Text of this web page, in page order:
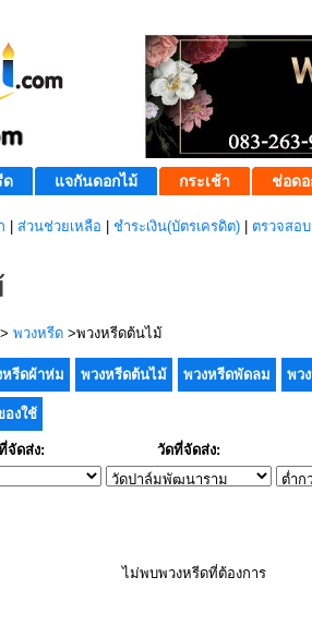
ด แจกันดอกไม้ กระเช้า ช่อดอ
ส่วนช่วยเหลือ ชำระเงิน(บัตรเครดิต) ตรวจสอ
> พวงหรีด >พวงหรีดต้นไม้
หรีดผ้าห่ม พวงหรีดต้นไม้ พวงหรีดพัดลม พว
องใช้
จัดส่ง: วัดที่จัดส่ง:
ไม่พบพวงหรีดที่ต้องการ